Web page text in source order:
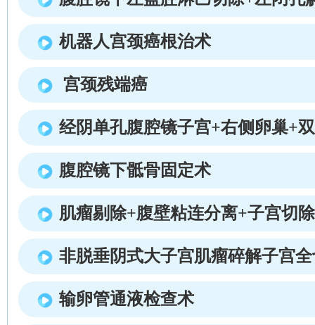
机器人宫颈癌根治术
宫颈残端癌
经阴单孔腹腔镜子宫+右侧卵巢+
腹腔镜下骶骨固定术
肌瘤剔除+腹壁粘连分离+子宫切除
非脱垂阴式大子宫肌瘤碎解子宫
输卵管通液检查术